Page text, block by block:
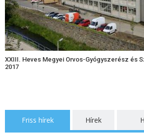
XXIII. Heves Megyei Orvos-Gyógyszerész és
2017
Friss hírek Hírek